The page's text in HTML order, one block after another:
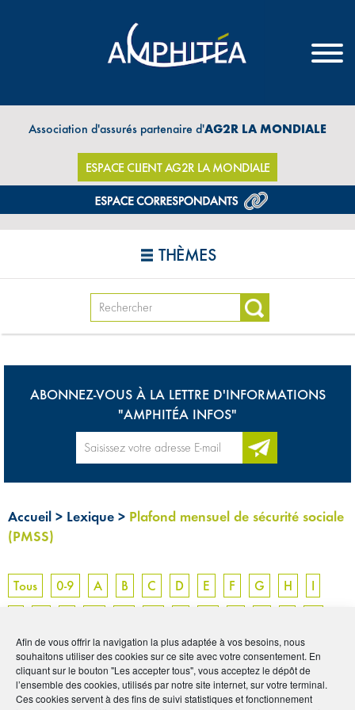
Afin de vous offrir la navigation la plus adaptée à vos besoins, nous
souhaitons utiliser des cookies sur ce site avec votre consentement. En
cliquant sur le bouton "Les accepter tous", vous acceptez le dépôt de
l’ensemble des cookies, utilisés par notre site internet, sur votre terminal.
Ces cookies servent à des fins de suivi statistiques et fonctionnement
Association d'assurés partenaire d'AG2R LA MONDIALE
ESPACE CLIENT AG2R LA MONDIALE
THÈMES
ABONNEZ-VOUS À LA LETTRE D'INFORMATIONS
"AMPHITÉA INFOS"
Accueil > Lexique > Plafond mensuel de sécurité sociale
(PMSS)
Tous 0-9 A B C D E F G H
I
V
W X Y Z
PLAFOND MENSUEL